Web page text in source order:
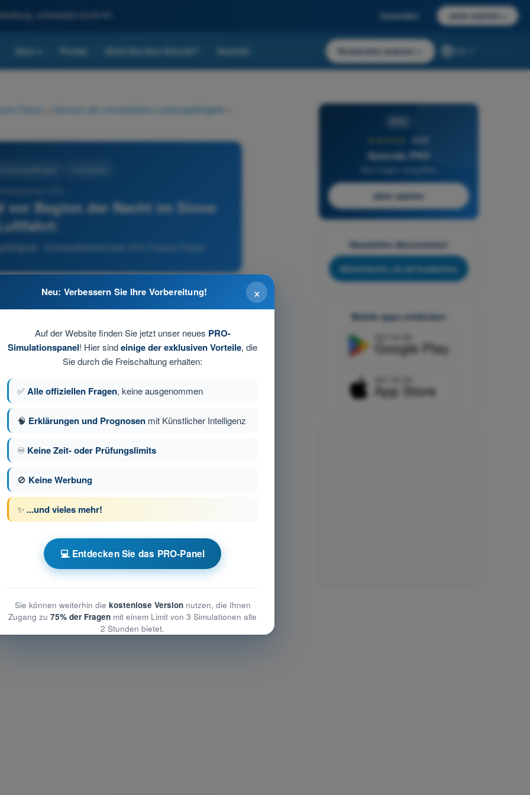
unterstützt durch KI. Anmelden Jetzt starten
Quiz Preise Sind Sie eine Schule? Kontakt Kostenlos starten
Trainer Grenzen der menschlichen Leistungsfähigkeit
Beginn der Nacht im Sinne
- Drohnenführerschein STS Theorie-Trainer
4 von 58 Nächste Frage
Drohnenführerschein STS
der menschlichen Leistungsfähigkeit
Leistungsfähigkeit
4,6/5
Quizvds PRO
Alle Fragen inbegriffen
Jetzt starten
Newsletter-Abonnement
Abonnieren, es ist kostenlos
Mobile apps entdecken
×
Neu: Verbessern Sie Ihre Vorbereitung!
Auf der Website finden Sie jetzt unser neues PRO-
Simulationspanel! Hier sindeinige der exklusiven Vorteile, die
Sie durch die Freischaltung erhalten:
✅Alle offiziellen Fragen, keine ausgenommen
🧠 Erklärungen und Prognosen mit Künstlicher Intelligenz
♾️ Keine Zeit- oder Prüfungslimits
🚫 Keine Werbung
✨ ...und vieles mehr!
💻 Entdecken Sie das PRO-Panel
Sie können weiterhin die kostenlose Versionnutzen, die Ihnen
Zugang zu 75% der Fragen mit einem Limit von 3 Simulationen alle
2 Stunden bietet.